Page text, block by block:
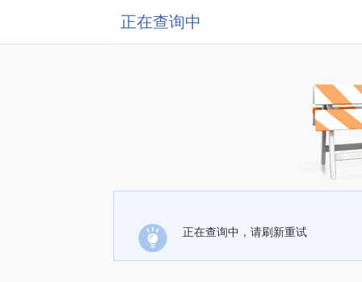
正在查询中
正在查询中，请刷新重试